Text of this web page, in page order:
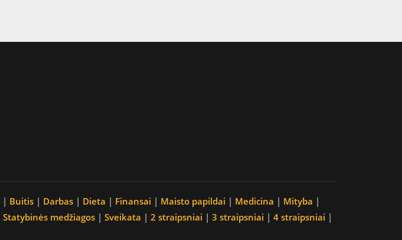
| Buitis | Darbas | Dieta | Finansai | Maisto papildai | Medicina | Mityba |
Statybinės medžiagos | Sveikata | 2 straipsniai | 3 straipsniai | 4 straipsniai |